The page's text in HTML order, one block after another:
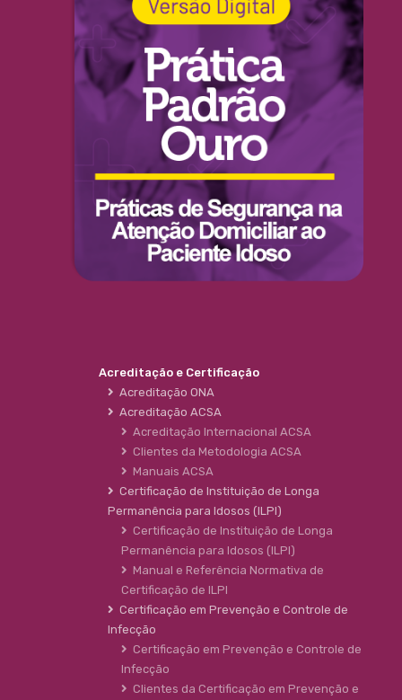
Acreditação e Certificação
Acreditação ONA
Acreditação ACSA
Acreditação Internacional ACSA
Clientes da Metodologia ACSA
Manuais ACSA
Certificação de Instituição de Longa
Permanência para Idosos (ILPI)
Certificação de Instituição de Longa
Permanência para Idosos (ILPI)
Manual e Referência Normativa de
Certificação de ILPI
Certificação em Prevenção e Controle de
Infecção
Certificação em Prevenção e Controle de
Infecção
Clientes da Certificação em Prevenção e